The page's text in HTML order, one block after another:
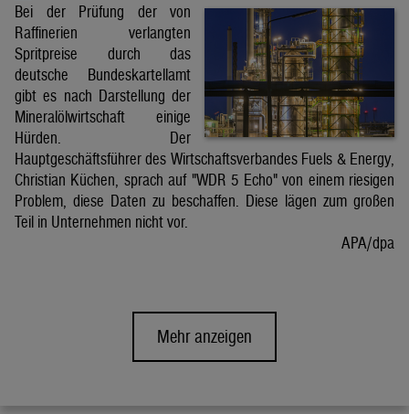
Bei der Prüfung der von
Raffinerien verlangten
Spritpreise durch das
deutsche Bundeskartellamt
gibt es nach Darstellung der
Mineralölwirtschaft einige
Hürden. Der
Hauptgeschäftsführer des Wirtschaftsverbandes Fuels & Energy,
Christian Küchen, sprach auf "WDR 5 Echo" von einem riesigen
Problem, diese Daten zu beschaffen. Diese lägen zum großen
Teil in Unternehmen nicht vor.
APA/dpa
Mehr anzeigen